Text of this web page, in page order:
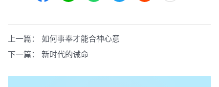
上一篇： 如何事奉才能合神心意
下一篇： 新时代的诫命